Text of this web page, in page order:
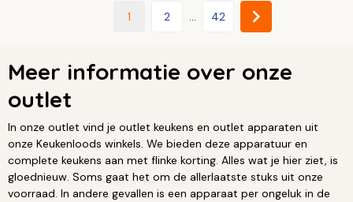
1 2 42
Meer informatie over onze
outlet
In onze outlet vind je outlet keukens en outlet apparaten uit
onze Keukenloods winkels. We bieden deze apparatuur en
complete keukens aan met flinke korting. Alles wat je hier ziet, is
gloednieuw. Soms gaat het om de allerlaatste stuks uit onze
voorraad. In andere gevallen is een apparaat per ongeluk in de